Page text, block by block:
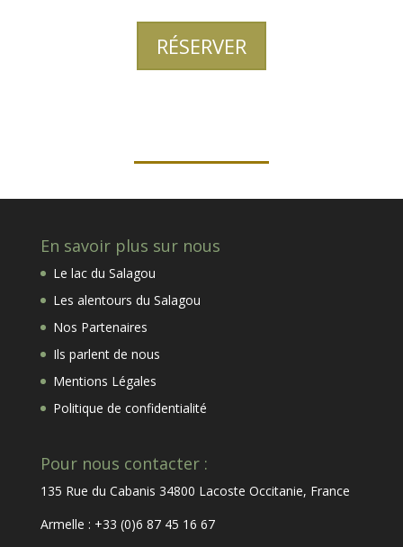
RÉSERVER
En savoir plus sur nous
Le lac du Salagou
Les alentours du Salagou
Nos Partenaires
Ils parlent de nous
Mentions Légales
Politique de confidentialité
Pour nous contacter :
135 Rue du Cabanis 34800 Lacoste Occitanie, France
Armelle : +33 (0)6 87 45 16 67